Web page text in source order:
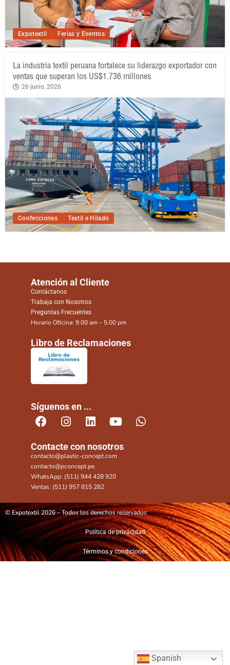
Expotextil Ferias y Eventos
Confecciones Textil e Hilado
La industria textil peruana fortalece su liderazgo exportador con
ventas que superan los US$1.736 millones
26 junio, 2026
Atención al Cliente
Contáctanos
Trabaja con Nosotros
Preguntas Frecuentes
Horario Oficina: 9.00 am – 5.00 pm
Libro de Reclamaciones
Síguenos en ...
Contacte con nosotros
contacto@plastic-concept.com
contacto@pconcept.pe
WhatsApp: (511) 944 428 920
Ventas: (511) 957 815 282
© Expotextil 2026 – Todos los derechos reservados
Política de privacidad
Términos y condiciones
Spanish